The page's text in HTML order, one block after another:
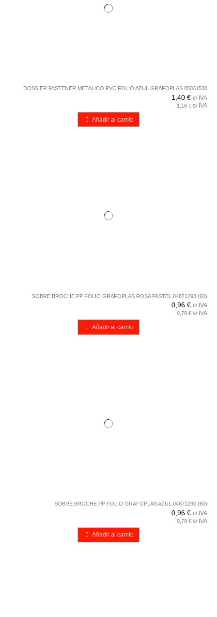
DOSSIER FASTENER METALICO PVC FOLIO AZUL GRAFOPLAS 05031530
1,40 € c/ IVA
1,16 € s/ IVA
Añadir al carrito
SOBRE BROCHE PP FOLIO GRAFOPLAS ROSA PASTEL 04871293 (60)
0,96 € c/ IVA
0,79 € s/ IVA
Añadir al carrito
SOBRE BROCHE PP FOLIO GRAFOPLAS AZUL 04871230 (60)
0,96 € c/ IVA
0,79 € s/ IVA
Añadir al carrito